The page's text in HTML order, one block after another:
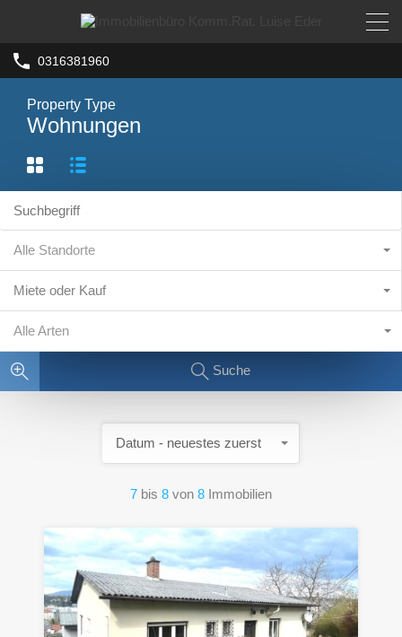
0316381960
Property Type
Wohnungen
Alle Standorte
Miete oder Kauf
Alle Arten
Suche
7 bis 8 von 8 Immobilien
Datum - neuestes zuerst